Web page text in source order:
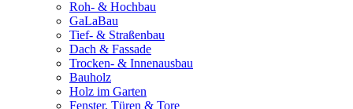
Roh- & Hochbau
GaLaBau
Tief- & Straßenbau
Dach & Fassade
Trocken- & Innenausbau
Bauholz
Holz im Garten
Fenster, Türen & Tore